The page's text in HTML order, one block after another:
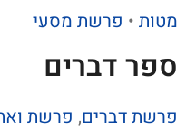
מטות • פרשת מסעי
ספר דברים
פרשת דברים, פרשת